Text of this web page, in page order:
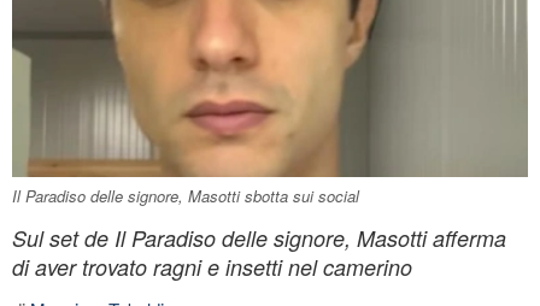
Il Paradiso delle signore, Masotti sbotta sui social
Sul set de Il Paradiso delle signore, Masotti afferma
di aver trovato ragni e insetti nel camerino